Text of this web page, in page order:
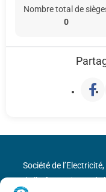
Nombre total de
0
Société de
de l’Information et